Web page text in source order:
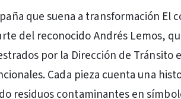
que suena a transformación El
del reconocido Andrés Lemos,
por la Dirección de Tránsito
Cada pieza cuenta una
residuos contaminantes en